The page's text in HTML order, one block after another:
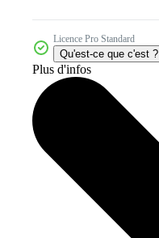
Licence Pro Standard
Qu'est-ce que c'est ?
Plus d'infos